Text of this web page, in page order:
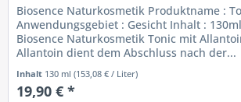
Biosence Naturkosmetik Produktname :
Anwendungsgebiet : Gesicht Inhalt :
Biosence Naturkosmetik Tonic mit
Allantoin dient dem Abschluss nach der...
Inhalt 130 ml(153,08 € / Liter)
19,90 € *